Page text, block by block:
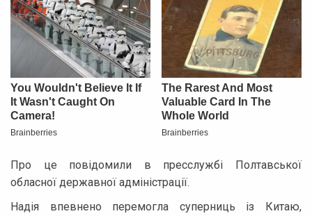
Про це повідомили в пресслужбі Полтавської
обласної державної адміністрації.
Надія впевнено перемогла суперниць із Китаю,